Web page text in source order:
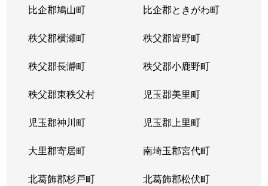
比企郡鳩山町 比企郡ときがわ町
秩父郡横瀬町 秩父郡皆野町
秩父郡長瀞町 秩父郡小鹿野町
秩父郡東秩父村 児玉郡美里町
児玉郡神川町 児玉郡上里町
大里郡寄居町 南埼玉郡宮代町
北葛飾郡杉戸町 北葛飾郡松伏町